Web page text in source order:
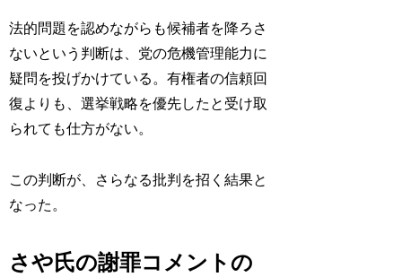
法的問題を認めながらも候補者を降ろさ
ないという判断は、党の危機管理能力に
疑問を投げかけている。有権者の信頼回
復よりも、選挙戦略を優先したと受け取
られても仕方がない。
この判断が、さらなる批判を招く結果と
なった。
さや氏の謝罪コメントの